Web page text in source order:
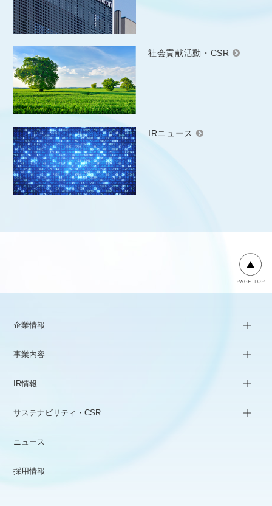
社会貢献活動・CSR
IRニュース
企業情報
事業内容
IR情報
サステナビリティ・CSR
ニュース
採用情報